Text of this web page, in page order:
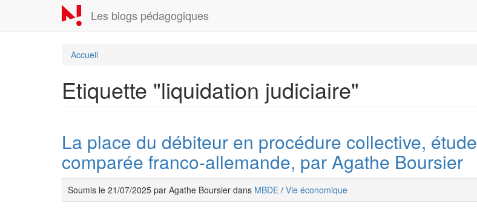
contenu
Les blogs pédagogiques
Accueil
Etiquette "liquidation judiciaire"
La place du débiteur en procédure collective, étude
comparée franco-allemande, par Agathe Boursier
Soumis le 21/07/2025 par Agathe Boursier dans MBDE / Vie économique